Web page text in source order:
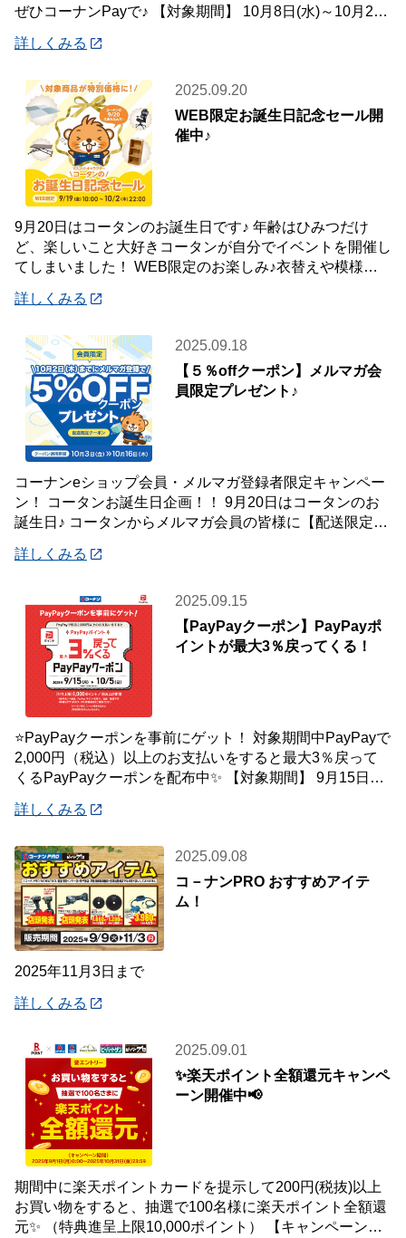
ぜひコーナンPayで♪ 【対象期間】 10月8日(水)～10月26
詳しくみる
2025.09.20
WEB限定お誕生日記念セール開
催中♪
9月20日はコータンのお誕生日です♪ 年齢はひみつだけ
ど、楽しいこと大好きコータンが自分でイベントを開催し
てしまいました！ WEB限定のお楽しみ♪衣替えや模様替
詳しくみる
2025.09.18
【５％offクーポン】メルマガ会
員限定プレゼント♪
コーナンeショップ会員・メルマガ登録者限定キャンペー
ン！ コータンお誕生日企画！！ 9月20日はコータンのお
誕生日♪ コータンからメルマガ会員の皆様に【配送限定】
詳しくみる
2025.09.15
【PayPayクーポン】PayPayポ
イントが最大3％戻ってくる！
⭐PayPayクーポンを事前にゲット！ 対象期間中PayPayで
2,000円（税込）以上のお支払いをすると最大3％戻って
くるPayPayクーポンを配布中✨ 【対象期間】 9月15日
詳しくみる
2025.09.08
コ－ナンPRO おすすめアイテ
ム！
2025年11月3日まで
詳しくみる
2025.09.01
✨楽天ポイント全額還元キャンペ
ーン開催中📢
期間中に楽天ポイントカードを提示して200円(税抜)以上
お買い物をすると、抽選で100名様に楽天ポイント全額還
元✨ （特典進呈上限10,000ポイント） 【キャンペーン対